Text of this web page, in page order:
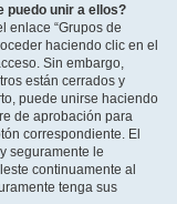
puedo unir a ellos?
enlace “Grupos de
haciendo clic en el
Sin embargo,
están cerrados y
puede unirse haciendo
de aprobación para
correspondiente. El
seguramente le
continuamente al
tenga sus